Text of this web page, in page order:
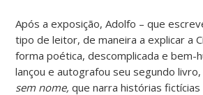
Após a exposição, Adolfo – que
tipo de leitor, de maneira a explicar a
forma poética, descomplicada e bem-
lançou e autografou seu segundo livro,
sem nome, que narra histórias fictícias